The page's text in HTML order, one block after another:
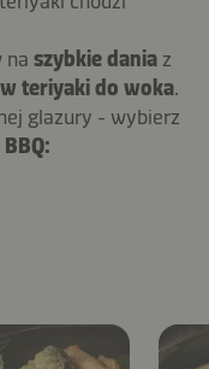
na szybkie dania z
teriyaki do woka.
glazury - wybierz